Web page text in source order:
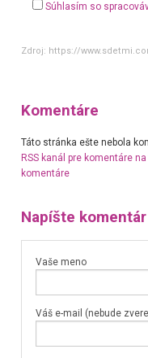
Súhlasím so
Zdroj: https://
Komentáre
Táto stránka ešte nebola
RSS kanál pre komentáre
komentáre
Napíšte komentár
Vaše meno
Váš e-mail (nebude